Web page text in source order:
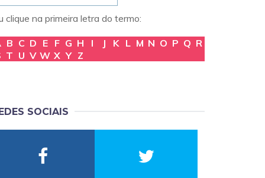
clique na primeira letra do termo:
B C D E F G H I J K L M N O P Q R
T U V W X Y Z
SOCIAIS